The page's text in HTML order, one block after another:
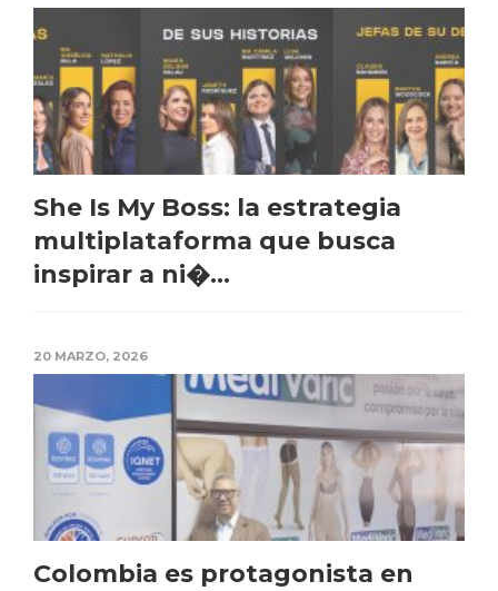
She Is My Boss: la estrategia
multiplataforma que busca
inspirar a ni�...
20 MARZO, 2026
Colombia es protagonista en